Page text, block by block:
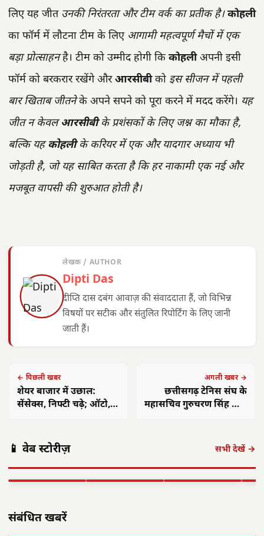
लिए यह जीत उनकी निरंतरता और टीम वर्क का प्रतीक है। कोहली
का फॉर्म में लौटना टीम के लिए आगामी महत्वपूर्ण मैचों में एक
बड़ा प्रोत्साहनहै। टीम को उम्मीद होगी कि कोहलीअपनी इसी
फॉर्म को बरकरार रखेंगे औरआरसीबीको इस सीजन में पहली
बार खिताब जीतनेके अपने सपने को पूरा करने में मदद करेंगे। यह
जीत न केवलआरसीबीके प्रशंसकों के लिए जश्न का मौका है,
बल्कि यहकोहलीके करियर में एक और यादगार अध्याय भी
जोड़ती है, जो यह साबित करता है कि हर नाकामी एक नई और
मजबूत वापसी की शुरुआत होती है।
लेखक / AUTHOR
Dipti Das
दीप्ति दास दबंग आवाज़ की संवाददाता हैं, जो विभिन्न
विषयों पर सटीक और संतुलित रिपोर्टिंग के लिए जानी
जाती हैं।
← पिछली खबर
शेयर बाजार में उछाल:
सेंसेक्स, निफ्टी चढ़े; ऑटो,
अगली खबर →
छत्तीसगढ़ टेनिस संघ के
महासचिव गुरुचरण सिंह होरा
बल्लेबाजी के हुए मुरीद
📱 वेब स्टोरीज़ सभी देखें →
'बीज बोने में लगा
वासेपुर'…
साय के नेतृत्व में…
फोकस— हर पात्र
शासन…
संबंधित खबरें